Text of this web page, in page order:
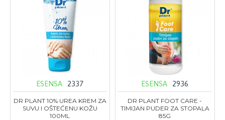
ESENSA 2337
DR PLANT 10% UREA KREM ZA
SUVU I OŠTEĆENU KOŽU
100ML
ESENSA 2936
DR PLANT FOOT CARE -
TIMIJAN PUDER ZA STOPALA
85G